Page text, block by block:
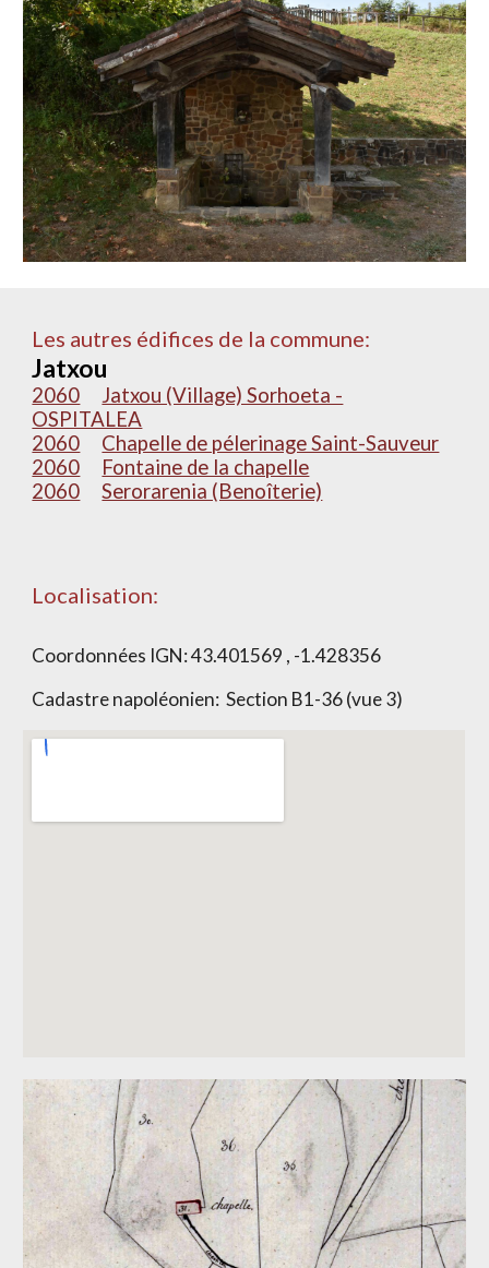
Les autres édifices de la commune:
Jatxou
2060
Jatxou (Village) Sorhoeta -
OSPITALEA
2060
Chapelle de pélerinage Saint-Sauveur
2060
Fontaine de la chapelle
2060
Serorarenia (Benoîterie)
Localisation:
Coordonnées IGN:43.401569 , -1.428356
Cadastre napoléonien: Section B1-36(vue3)